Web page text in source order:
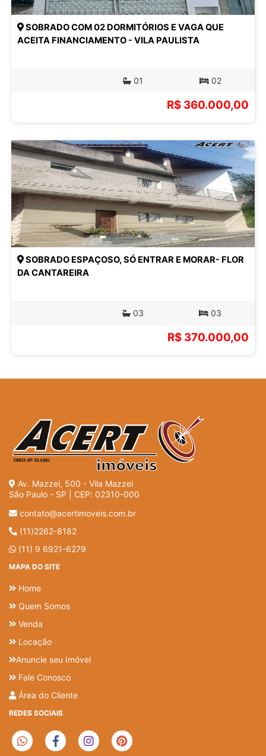
SOBRADO COM 02 DORMITÓRIOS E VAGA QUE
ACEITA FINANCIAMENTO - VILA PAULISTA
01 02
R$ 360.000,00
SOBRADO ESPAÇOSO, SÓ ENTRAR E MORAR- FLOR
DA CANTAREIRA
03 03
R$ 370.000,00
Av. Mazzei, 500 - Vila Mazzei
São Paulo - SP | CEP: 02310-000
contato@acertimoveis.com.br
(11)2262-8182
(11) 9 6921-6279
MAPA DO SITE
Home
Quem Somos
Venda
Locação
Anuncie seu Imóvel
Fale Conosco
Área do Cliente
REDES SOCIAIS